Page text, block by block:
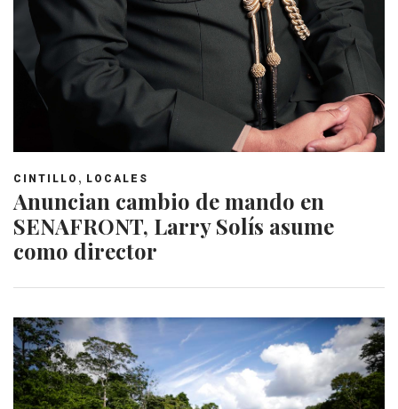
CINTILLO , LOCALES
Anuncian cambio de mando en
SENAFRONT, Larry Solís asume
como director